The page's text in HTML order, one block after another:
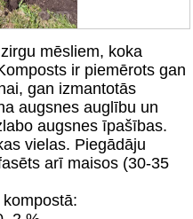
mēsliem, koka
ir piemērots gan
gan izmantotās
augsnes auglību un
augsnes īpašības.
vielas. Piegādāju
arī maisos (30-35